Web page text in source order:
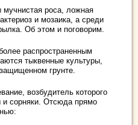
роса, ложная
и мозаика, а среди
Об этом и поговорим.
распространенным
тыквенные культуры,
грунте.
возбудитель которого
и сорняки. Отсюда прямо